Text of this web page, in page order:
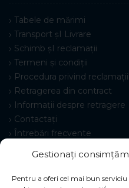
Gestionați
Pentru a oferi cel mai bun
Tabele de mărimi
Transport șI Livrare
Schimb șI reclamații
Termeni și condiții
Procedura privind
Retragerea din contract
Informații despre retragere
Contactați
Întrebări frecvente